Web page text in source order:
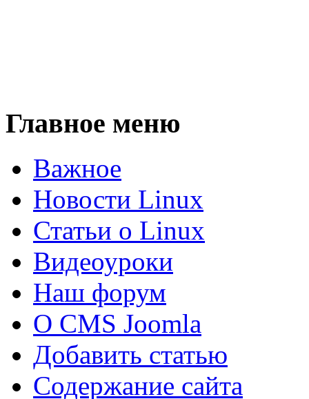
Главное меню
Важное
Новости Linux
Статьи о Linux
Видеоуроки
Наш форум
О CMS Joomla
Добавить статью
Содержание сайта